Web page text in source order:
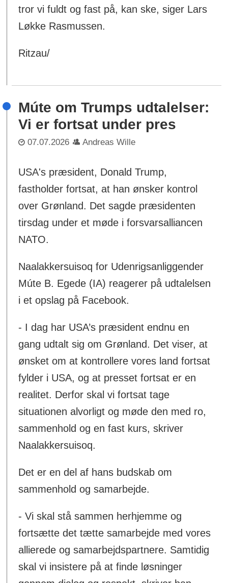
tror vi fuldt og fast på, kan ske, siger Lars
Løkke Rasmussen.
Ritzau/
Múte om Trumps udtalelser:
Vi er fortsat under pres
07.07.2026 Andreas Wille
USA's præsident, Donald Trump,
fastholder fortsat, at han ønsker kontrol
over Grønland. Det sagde præsidenten
tirsdag under et møde i forsvarsalliancen
NATO.
Naalakkersuisoq for Udenrigsanliggender
Múte B. Egede (IA) reagerer på udtalelsen
i et opslag på Facebook.
- I dag har USA’s præsident endnu en
gang udtalt sig om Grønland. Det viser, at
ønsket om at kontrollere vores land fortsat
fylder i USA, og at presset fortsat er en
realitet. Derfor skal vi fortsat tage
situationen alvorligt og møde den med ro,
sammenhold og en fast kurs, skriver
Naalakkersuisoq.
Det er en del af hans budskab om
sammenhold og samarbejde.
- Vi skal stå sammen herhjemme og
fortsætte det tætte samarbejde med vores
allierede og samarbejdspartnere. Samtidig
skal vi insistere på at finde løsninger